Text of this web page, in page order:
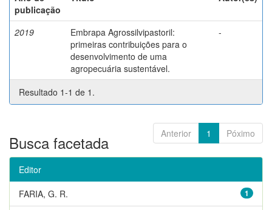
publicação
2019
Embrapa Agrossilvipastoril:
primeiras contribuições para o
desenvolvimento de uma
agropecuária sustentável.
-
Resultado 1-1 de 1.
Anterior 1 Póximo
Busca facetada
Editor
1
FARIA, G. R.